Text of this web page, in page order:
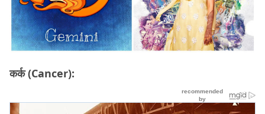
कर्क (Cancer):